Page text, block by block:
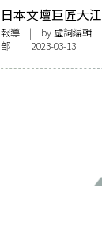
日本文壇巨匠大江
健三郎逝世
報導| by 虛詞編輯
部 | 2023-03-13